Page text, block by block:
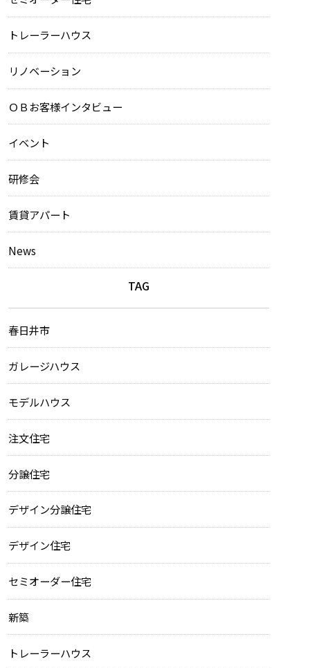
トレーラーハウス
リノベーション
ＯＢお客様インタビュー
イベント
研修会
賃貸アパート
News
TAG
春日井市
ガレージハウス
モデルハウス
注文住宅
分譲住宅
デザイン分譲住宅
デザイン住宅
セミオーダー住宅
新築
トレーラーハウス